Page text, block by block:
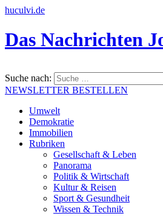
huculvi.de
Das Nachrichten
Suche nach:
NEWSLETTER BESTELLEN
Umwelt
Demokratie
Immobilien
Rubriken
Gesellschaft & Leben
Panorama
Politik & Wirtschaft
Kultur & Reisen
Sport & Gesundheit
Wissen & Technik